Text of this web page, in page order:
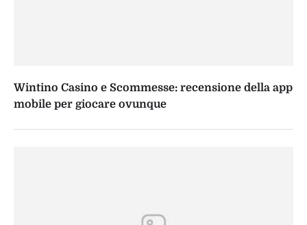
Wintino Casino e Scommesse: recensione della app
mobile per giocare ovunque